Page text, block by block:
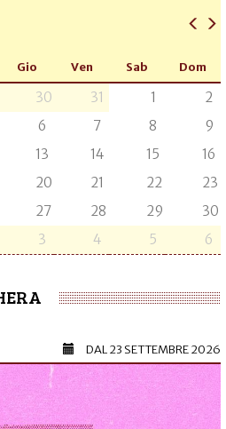
Gio Ven Sab Dom
30 31 1
2
6 7 8
9
13 14 15
16
20 21 22
23
27 28 29
30
3 4 5 6
DAL23 SETTEMBRE 2026